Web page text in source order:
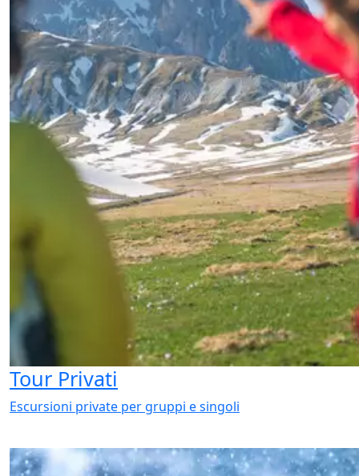
Tour Privati
Escursioni private per gruppi e singoli